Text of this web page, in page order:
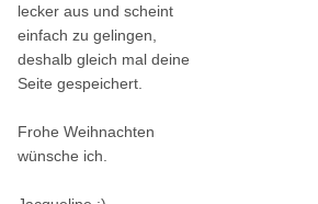
lecker aus und scheint
einfach zu gelingen,
deshalb gleich mal deine
Seite gespeichert.
Frohe Weihnachten
wünsche ich.